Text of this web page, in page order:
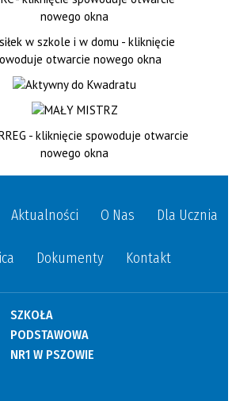
Aktualności O Nas Dla Ucznia
Dokumenty Kontakt
SZKOŁA
PODSTAWOWA
NR1 W PSZOWIE